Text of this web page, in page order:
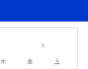
木 金 土